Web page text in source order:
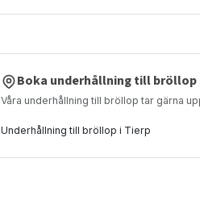
Boka underhållning till bröllop
Våra underhållning till bröllop tar gärna
Underhållning till bröllop i Tierp